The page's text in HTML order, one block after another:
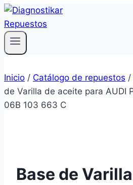
Inicio / Catálogo de repuestos /
de Varilla de aceite para AUDI
06B 103 663 C
Base de